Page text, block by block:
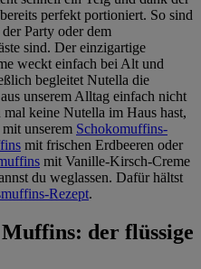
perfekt portioniert. So sind
Party oder dem
sind. Der einzigartige
weckt einfach bei Alt und
begleitet Nutella die
unserem Alltag einfach nicht
keine Nutella im Haus hast,
unserem Schokomuffins-
mit frischen Erdbeeren oder
mit Vanille-Kirsch-Creme
du weglassen. Dafür hältst
Rezept.
der flüssige